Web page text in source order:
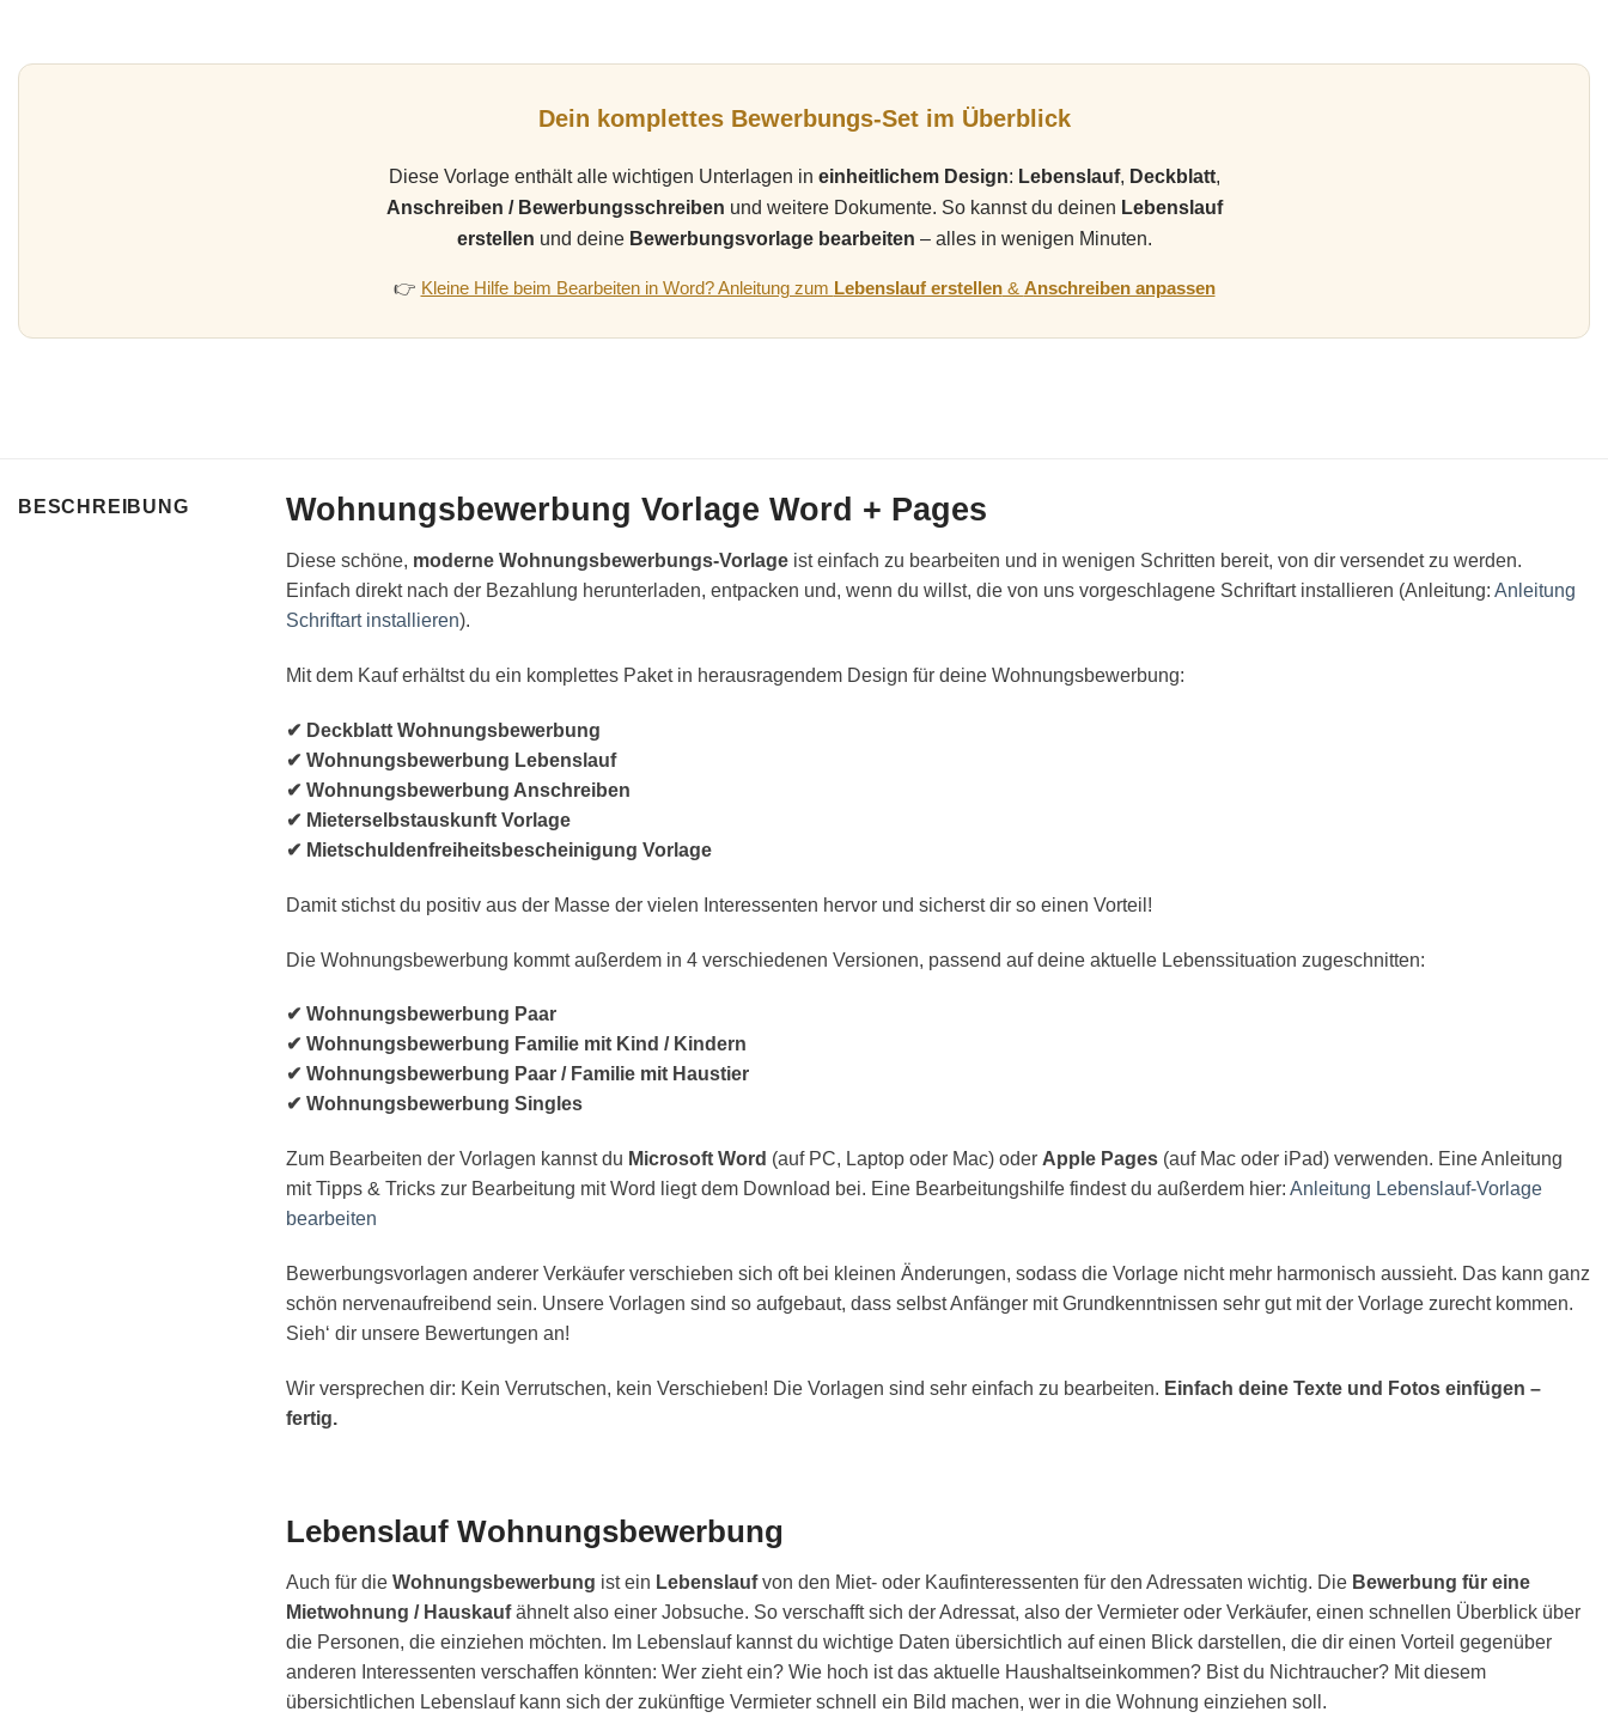
Dein komplettes Bewerbungs-Set im Überblick
Diese Vorlage enthält alle wichtigen Unterlagen in einheitlichem Design: Lebenslauf, Deckblatt,
Anschreiben / Bewerbungsschreiben und weitere Dokumente. So kannst du deinen Lebenslauf
erstellen und deine Bewerbungsvorlage bearbeiten – alles in wenigen Minuten.
👉 Kleine Hilfe beim Bearbeiten in Word? Anleitung zum Lebenslauf erstellen& Anschreiben anpassen
BESCHREIBUNG Wohnungsbewerbung Vorlage Word + Pages
Diese schöne, moderne Wohnungsbewerbungs-Vorlage ist einfach zu bearbeiten und in wenigen Schritten bereit, von dir versendet zu werden.
Einfach direkt nach der Bezahlung herunterladen, entpacken und, wenn du willst, die von uns vorgeschlagene Schriftart installieren (Anleitung: Anleitung
Schriftart installieren).
Mit dem Kauf erhältst du ein komplettes Paket in herausragendem Design für deine Wohnungsbewerbung:
✔ Deckblatt Wohnungsbewerbung
✔ Wohnungsbewerbung Lebenslauf
✔ Wohnungsbewerbung Anschreiben
✔ Mieterselbstauskunft Vorlage
✔ Mietschuldenfreiheitsbescheinigung Vorlage
Damit stichst du positiv aus der Masse der vielen Interessenten hervor und sicherst dir so einen Vorteil!
Die Wohnungsbewerbung kommt außerdem in 4 verschiedenen Versionen, passend auf deine aktuelle Lebenssituation zugeschnitten:
✔ Wohnungsbewerbung Paar
✔ Wohnungsbewerbung Familie mit Kind / Kindern
✔ Wohnungsbewerbung Paar / Familie mit Haustier
✔ Wohnungsbewerbung Singles
Zum Bearbeiten der Vorlagen kannst du Microsoft Word (auf PC, Laptop oder Mac) oder Apple Pages (auf Mac oder iPad) verwenden. Eine Anleitung
mit Tipps & Tricks zur Bearbeitung mit Word liegt dem Download bei. Eine Bearbeitungshilfe findest du außerdem hier: Anleitung Lebenslauf-Vorlage
bearbeiten
Bewerbungsvorlagen anderer Verkäufer verschieben sich oft bei kleinen Änderungen, sodass die Vorlage nicht mehr harmonisch aussieht. Das kann ganz
schön nervenaufreibend sein. Unsere Vorlagen sind so aufgebaut, dass selbst Anfänger mit Grundkenntnissen sehr gut mit der Vorlage zurecht kommen.
Sieh‘ dir unsere Bewertungen an!
Wir versprechen dir: Kein Verrutschen, kein Verschieben! Die Vorlagen sind sehr einfach zu bearbeiten. Einfach deine Texte und Fotos einfügen –
fertig.
Lebenslauf Wohnungsbewerbung
Auch für die Wohnungsbewerbung ist ein Lebenslaufvon den Miet- oder Kaufinteressenten für den Adressaten wichtig. Die Bewerbung für eine
Mietwohnung / Hauskaufähnelt also einer Jobsuche. So verschafft sich der Adressat, also der Vermieter oder Verkäufer, einen schnellen Überblick über
die Personen, die einziehen möchten. Im Lebenslauf kannst du wichtige Daten übersichtlich auf einen Blick darstellen, die dir einen Vorteil gegenüber
anderen Interessenten verschaffen könnten: Wer zieht ein? Wie hoch ist das aktuelle Haushaltseinkommen? Bist du Nichtraucher? Mit diesem
übersichtlichen Lebenslauf kann sich der zukünftige Vermieter schnell ein Bild machen, wer in die Wohnung einziehen soll.